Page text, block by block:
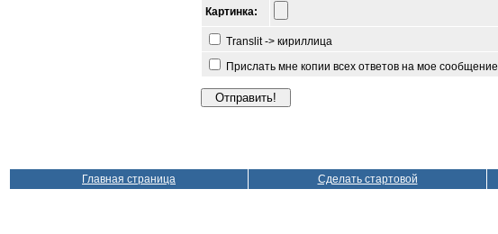
Картинка:
Translit -> кириллица
Прислать мне копии всех ответов на мое сообщение
Главная страница Сделать стартовой